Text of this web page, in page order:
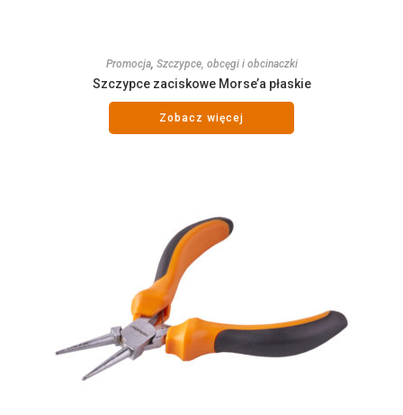
Promocja, Szczypce, obcęgi i obcinaczki
Szczypce zaciskowe Morse’a płaskie
Zobacz więcej